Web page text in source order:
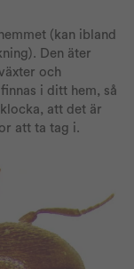
(kan ibland
Den äter
och
i ditt hem, så
att det är
att ta tag i.